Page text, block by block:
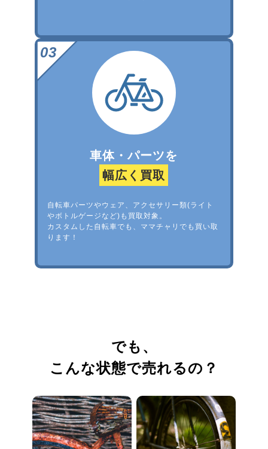
車体・パーツを
幅広く買取
自転車パーツやウェア、アクセサリー類(ライト
やボトルゲージなど)も買取対象。
カスタムした自転車でも、ママチャリでも買い取
ります！
でも、
こんな状態で売れるの？